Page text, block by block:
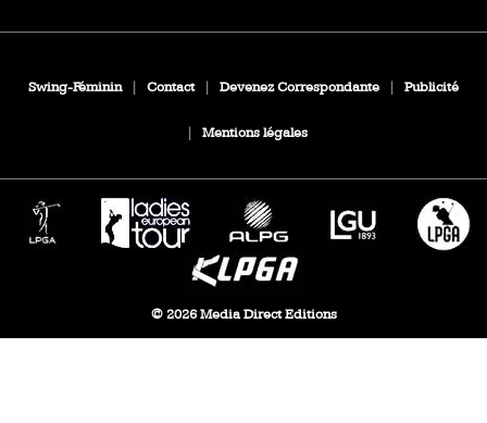
Swing-Féminin Contact Devenez Correspondante Publicité
Mentions légales
© 2026 Media Direct Editions